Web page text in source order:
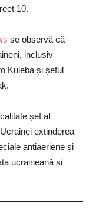
10.
se observă că
inclusiv
Kuleba și șeful
șef al
extinderea
antiaeriene și
ucraineană și